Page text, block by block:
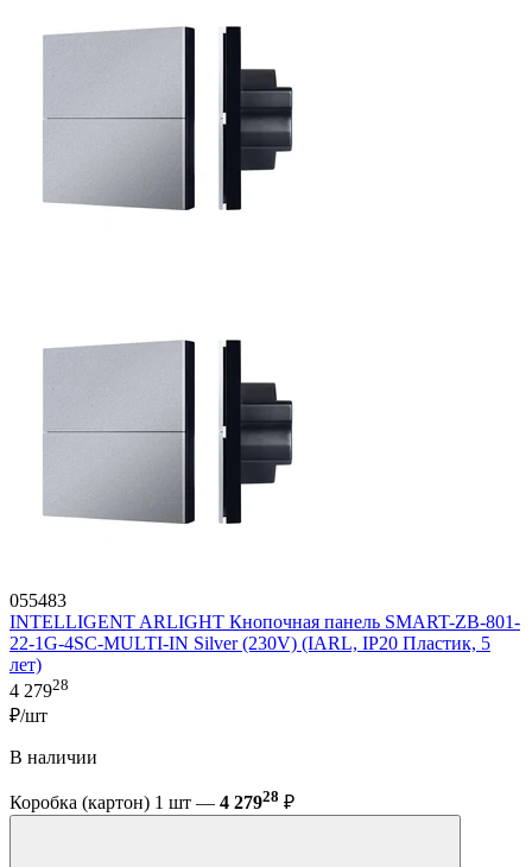
055483
INTELLIGENT ARLIGHT Кнопочная панель SMART-ZB-801-
22-1G-4SC-MULTI-IN Silver (230V) (IARL, IP20 Пластик, 5
лет)
4 27928
₽/шт
В наличии
Коробка (картон) 1 шт — 4 27928 ₽